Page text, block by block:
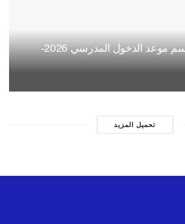
وزارة التربية تحسم موعد الدخول المدرسي 2026-
تحميل المزيد